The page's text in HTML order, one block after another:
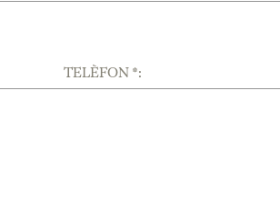
TELÈFON *: